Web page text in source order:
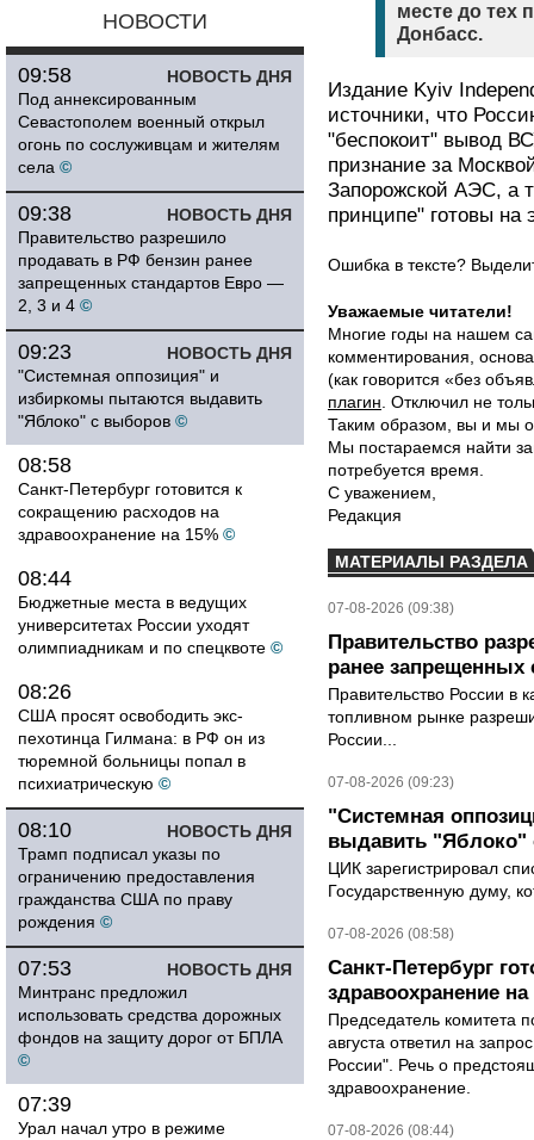
НОВОСТИ
НОВОСТЬ ДНЯ
09:58
Под аннексированным
Севастополем военный открыл
огонь по сослуживцам и жителям
села ©
НОВОСТЬ ДНЯ
09:38
Правительство разрешило
продавать в РФ бензин ранее
запрещенных стандартов Евро —
2, 3 и 4 ©
НОВОСТЬ ДНЯ
09:23
"Системная оппозиция" и
избиркомы пытаются выдавить
"Яблоко" с выборов ©
08:58
Санкт-Петербург готовится к
сокращению расходов на
здравоохранение на 15% ©
08:44
Бюджетные места в ведущих
университетах России уходят
олимпиадникам и по спецквоте ©
08:26
США просят освободить экс-
пехотинца Гилмана: в РФ он из
тюремной больницы попал в
психиатрическую ©
НОВОСТЬ ДНЯ
08:10
Трамп подписал указы по
ограничению предоставления
гражданства США по праву
рождения ©
НОВОСТЬ ДНЯ
07:53
Минтранс предложил
использовать средства дорожных
фондов на защиту дорог от БПЛА
©
07:39
Урал начал утро в режиме
месте до тех
Донбасс.
Издание Kyiv
источники, что
"беспокоит" вывод
признание за
Запорожской АЭС, а
принципе" готовы на
Ошибка в тексте?
Уважаемые читатели!
Многие годы на нашем
комментирования,
(как говорится «без
плагин . Отключил не
Таким образом, вы и мы
Мы постараемся найти
потребуется время.
С уважением,
Редакция
МАТЕРИАЛЫ РАЗДЕЛА
07-08-2026 (09:38)
Правительство
ранее запрещенных
Правительство России в
топливном рынке
России...
07-08-2026 (09:23)
"Системная
выдавить "Яблоко"
ЦИК зарегистрировал
Государственную думу,
07-08-2026 (08:58)
Санкт-Петербург
здравоохранение на
Председатель комитета
августа ответил на
России". Речь о
здравоохранение.
07-08-2026 (08:44)